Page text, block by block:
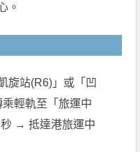
。
旋站(R6)」或「凹
輕軌至「旅運中
→ 抵達港旅運中